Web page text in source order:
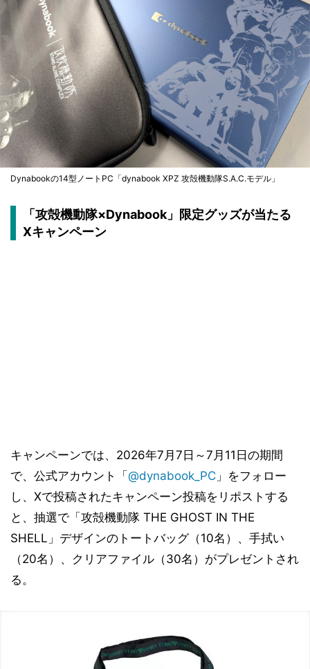
Dynabookの14型ノートPC「dynabook XPZ 攻殻機動隊S.A.C.モデル」
「攻殻機動隊×Dynabook」限定グッズが当たる
Xキャンペーン
キャンペーンでは、2026年7月7日～7月11日の期間
で、公式アカウント「 @dynabook_PC 」をフォロー
し、Xで投稿されたキャンペーン投稿をリポストする
と、抽選で「攻殻機動隊 THE GHOST IN THE
SHELL」デザインのトートバッグ（10名）、手拭い
（20名）、クリアファイル（30名）がプレゼントされ
る。